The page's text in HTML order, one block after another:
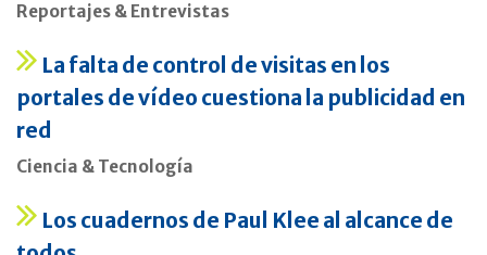
Reportajes & Entrevistas
La falta de control de visitas en los
portales de vídeo cuestiona la publicidad en
red
Ciencia & Tecnología
Los cuadernos de Paul Klee al alcance de